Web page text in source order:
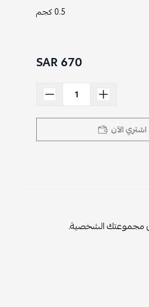
0.5 كجم
670 SAR
اشتري الآن
إلى مجموعتك الشخصية.